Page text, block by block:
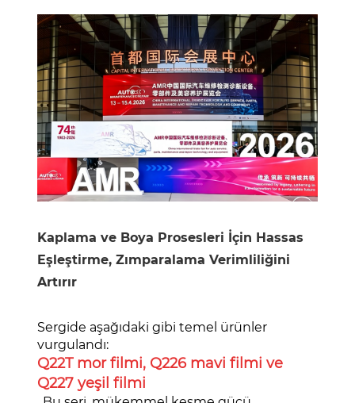
Kaplama ve Boya Prosesleri İçin Hassas
Eşleştirme, Zımparalama Verimliliğini
Artırır
Sergide aşağıdaki gibi temel ürünler
vurgulandı:
Q22T mor filmi, Q226 mavi filmi ve
Q227 yeşil filmi